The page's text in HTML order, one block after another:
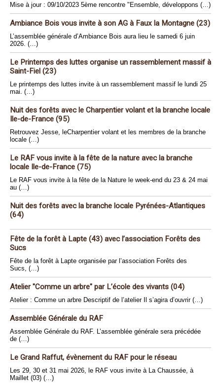
Mise à jour : 09/10/2023 5ème rencontre "Ensemble, développons (…)
Ambiance Bois vous invite à son AG à Faux la Montagne (23)
L’assemblée générale d’Ambiance Bois aura lieu le samedi 6 juin
2026. (…)
Le Printemps des luttes organise un rassemblement massif à
Saint-Fiel (23)
Le printemps des luttes invite à un rassemblement massif le lundi 25
mai. (…)
Nuit des forêts avec le Charpentier volant et la branche locale
Ile-de-France (95)
Retrouvez Jesse, leCharpentier volant et les membres de la branche
locale (…)
Le RAF vous invite à la fête de la nature avec la branche
locale Ile-de-France (75)
Le RAF vous invite à la fête de la Nature le week-end du 23 & 24 mai
au (…)
Nuit des forêts avec la branche locale Pyrénées-Atlantiques
(64)
Fête de la forêt à Lapte (43) avec l’association Forêts des
Sucs
Fête de la forêt à Lapte organisée par l’association Forêts des
Sucs, (…)
Atelier "Comme un arbre" par L’école des vivants (04)
Atelier : Comme un arbre Descriptif de l’atelier Il s’agira d’ouvrir (…)
Assemblée Générale du RAF
Assemblée Générale du RAF. L’assemblée générale sera précédée
de (…)
Le Grand Raffut, évènement du RAF pour le réseau
Les 29, 30 et 31 mai 2026, le RAF vous invite à La Chaussée, à
Maillet (03) (…)